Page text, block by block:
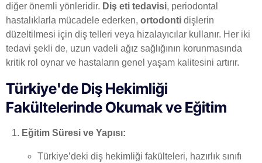
diğer önemli yönleridir. Diş eti tedavisi, periodontal
hastalıklarla mücadele ederken, ortodonti dişlerin
düzeltilmesi için diş telleri veya hizalayıcılar kullanır. Her iki
tedavi şekli de, uzun vadeli ağız sağlığının korunmasında
kritik rol oynar ve hastaların genel yaşam kalitesini artırır.
Türkiye'de Diş Hekimliği
Fakültelerinde Okumak ve Eğitim
Eğitim Süresi ve Yapısı:
Türkiye’deki diş hekimliği fakülteleri, hazırlık sınıfı